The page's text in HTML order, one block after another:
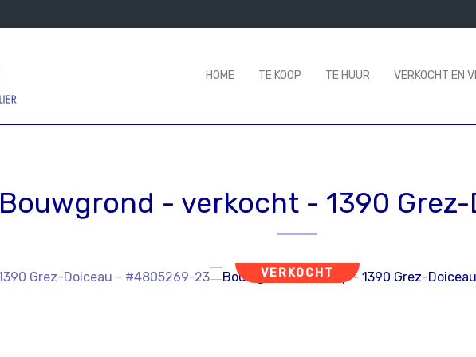
HOME TE KOOP TE HUUR VERKOCHT EN
Bouwgrond - verkocht - 1390
VERKOCHT